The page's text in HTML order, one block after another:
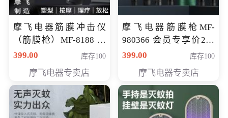
摩飞电器筋膜冲击仪
（筋膜枪）MF-8188 会
员专享价268元
399.00 库存100
摩飞电器专卖店
摩飞电器筋膜枪MF-
980366 会员专享价299
元
399.00 库存100
摩飞电器专卖店